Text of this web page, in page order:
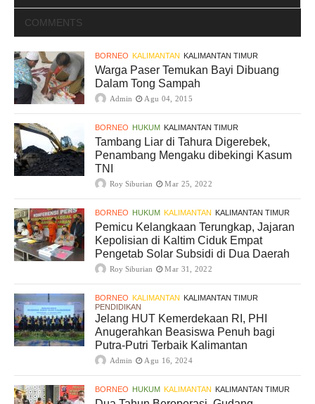
COMMENTS
BORNEO KALIMANTAN KALIMANTAN TIMUR
Warga Paser Temukan Bayi Dibuang
Dalam Tong Sampah
Admin Agu 04, 2015
BORNEO HUKUM KALIMANTAN TIMUR
Tambang Liar di Tahura Digerebek,
Penambang Mengaku dibekingi Kasum
TNI
Roy Siburian Mar 25, 2022
BORNEO HUKUM KALIMANTAN KALIMANTAN TIMUR
Pemicu Kelangkaan Terungkap, Jajaran
Kepolisian di Kaltim Ciduk Empat
Pengetab Solar Subsidi di Dua Daerah
Roy Siburian Mar 31, 2022
BORNEO KALIMANTAN KALIMANTAN TIMUR
PENDIDIKAN
Jelang HUT Kemerdekaan RI, PHI
Anugerahkan Beasiswa Penuh bagi
Putra-Putri Terbaik Kalimantan
Admin Agu 16, 2024
BORNEO HUKUM KALIMANTAN KALIMANTAN TIMUR